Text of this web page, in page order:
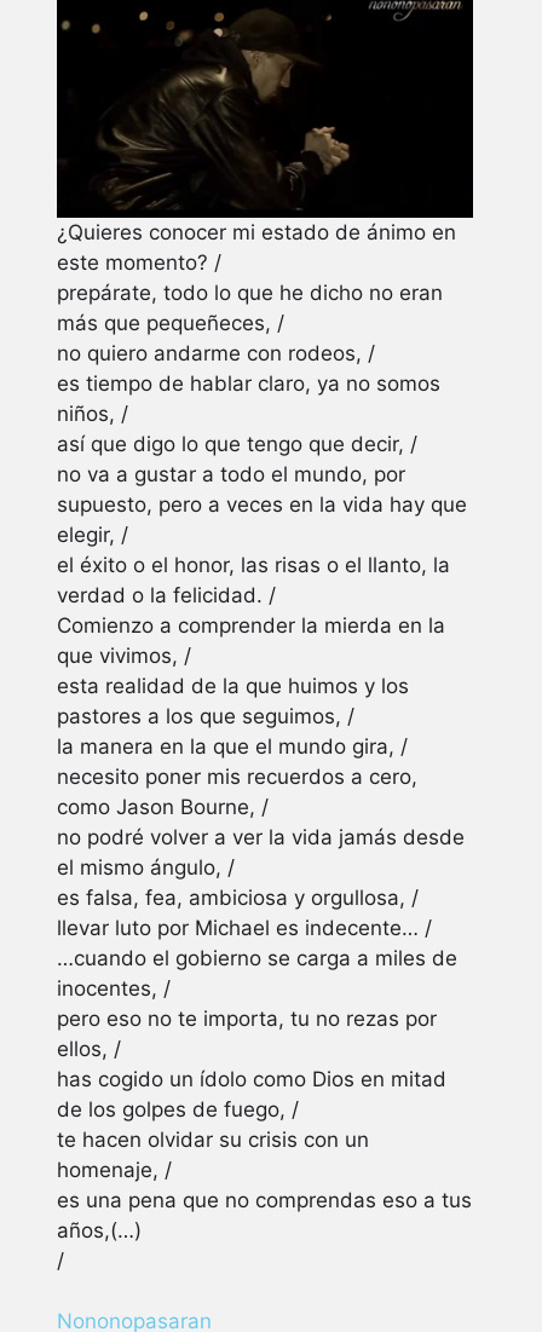
¿Quieres conocer mi estado de ánimo en
este momento? /
prepárate, todo lo que he dicho no eran
más que pequeñeces, /
no quiero andarme con rodeos, /
es tiempo de hablar claro, ya no somos
niños, /
así que digo lo que tengo que decir, /
no va a gustar a todo el mundo, por
supuesto, pero a veces en la vida hay que
elegir, /
el éxito o el honor, las risas o el llanto, la
verdad o la felicidad. /
Comienzo a comprender la mierda en la
que vivimos, /
esta realidad de la que huimos y los
pastores a los que seguimos, /
la manera en la que el mundo gira, /
necesito poner mis recuerdos a cero,
como Jason Bourne, /
no podré volver a ver la vida jamás desde
el mismo ángulo, /
es falsa, fea, ambiciosa y orgullosa, /
llevar luto por Michael es indecente… /
…cuando el gobierno se carga a miles de
inocentes, /
pero eso no te importa, tu no rezas por
ellos, /
has cogido un ídolo como Dios en mitad
de los golpes de fuego, /
te hacen olvidar su crisis con un
homenaje, /
es una pena que no comprendas eso a tus
años,(…)
/
Nononopasaran